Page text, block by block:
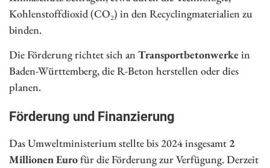
Kohlenstoffdioxid (CO₂) in den Recyclingmaterialien zu
binden.
Die Förderung richtet sich anTransportbetonwerke in
Baden-Württemberg, die R-Beton herstellen oder dies
planen.
Förderung und Finanzierung
Das Umweltministerium stellte bis 2024 insgesamt 2
Millionen Eurofür die Förderung zur Verfügung. Derzeit